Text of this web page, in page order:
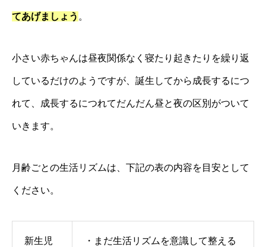
てあげましょう 。
小さい赤ちゃんは昼夜関係なく寝たり起きたりを繰り返
しているだけのようですが、誕生してから成長するにつ
れて、成長するにつれてだんだん昼と夜の区別がついて
いきます。
月齢ごとの生活リズムは、下記の表の内容を目安として
ください。
新生児
・まだ生活リズムを意識して整える